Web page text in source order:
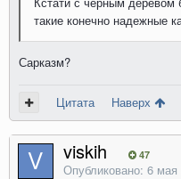
такие конечно надежные
Сарказм?
Цитата Наверх
viskih 47
Опубликовано: 6 мая